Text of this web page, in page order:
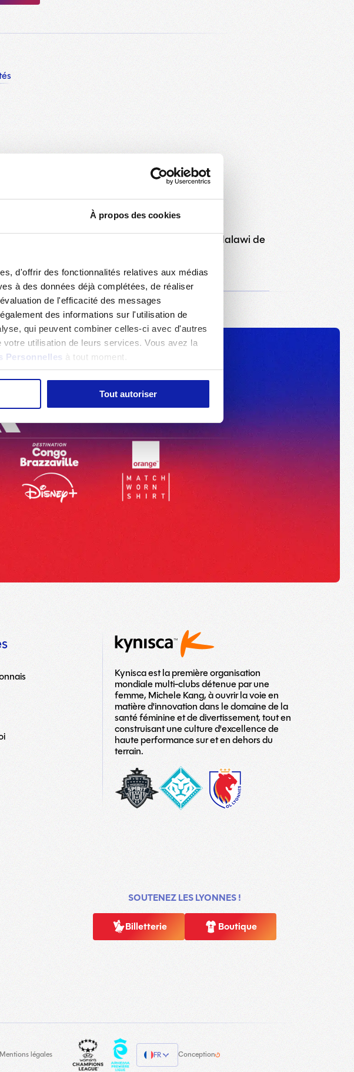
À propos des cookies
d'offrir des fonctionnalités relatives aux médias
à des données déjà complétées, de réaliser
de l'efficacité des messages
des informations sur l'utilisation de
qui peuvent combiner celles-ci avec d'autres
utilisation de leurs services. Vous avez la
Personnelles à tout moment.
Tout autoriser
02 AOÛT 2026
Sélection : Nouveau succès pour le Malawi de
public le 27 mai !
Kynisca est la première organisation
mondiale multi-clubs détenue par une
femme, Michele Kang, à ouvrir la voie en
matière d'innovation dans le domaine de la
santé féminine et de divertissement, tout en
construisant une culture d'excellence de
haute performance sur et en dehors du
terrain.
washington-
spirit
London_City_Lionesses_Logo_#1-
copy
LOGO
TEAM
SOUTENEZ LES LYONNES !
Billetterie Boutique
Mentions légales FR Conception